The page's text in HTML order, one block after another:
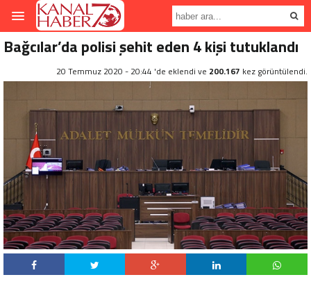
Bağcılar’da polisi şehit eden 4 kişi tutuklandı
20 Temmuz 2020 - 20:44 'de eklendi ve 200.167 kez görüntülendi.